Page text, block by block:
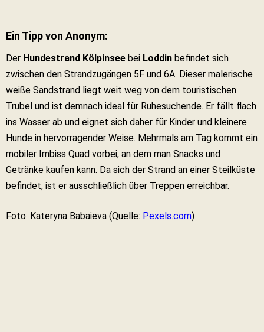
Ein Tipp von Anonym:
Der Hundestrand Kölpinsee bei Loddin befindet sich
zwischen den Strandzugängen 5F und 6A. Dieser malerische
weiße Sandstrand liegt weit weg von dem touristischen
Trubel und ist demnach ideal für Ruhesuchende. Er fällt flach
ins Wasser ab und eignet sich daher für Kinder und kleinere
Hunde in hervorragender Weise. Mehrmals am Tag kommt ein
mobiler Imbiss Quad vorbei, an dem man Snacks und
Getränke kaufen kann. Da sich der Strand an einer Steilküste
befindet, ist er ausschließlich über Treppen erreichbar.
Foto: Kateryna Babaieva (Quelle: Pexels.com)